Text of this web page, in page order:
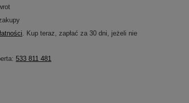
. Kup teraz, zapłać za 30 dni, jeżeli nie
533 811 481